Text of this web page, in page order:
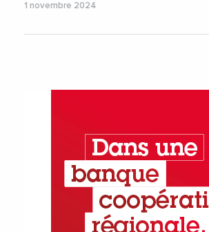
1 novembre 2024